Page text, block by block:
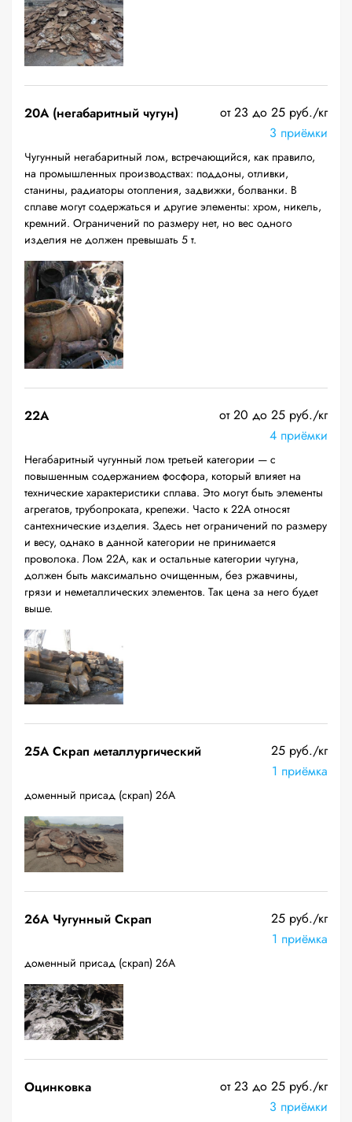
20A (негабаритный чугун)
от 23 до 25 руб./кг
3 приёмки
Чугунный негабаритный лом, встречающийся, как правило,
на промышленных производствах: поддоны, отливки,
станины, радиаторы отопления, задвижки, болванки. В
сплаве могут содержаться и другие элементы: хром, никель,
кремний. Ограничений по размеру нет, но вес одного
изделия не должен превышать 5 т.
22A
от 20 до 25 руб./кг
4 приёмки
Негабаритный чугунный лом третьей категории — с
повышенным содержанием фосфора, который влияет на
технические характеристики сплава. Это могут быть элементы
агрегатов, трубопроката, крепежи. Часто к 22А относят
сантехнические изделия. Здесь нет ограничений по размеру
и весу, однако в данной категории не принимается
проволока. Лом 22А, как и остальные категории чугуна,
должен быть максимально очищенным, без ржавчины,
грязи и неметаллических элементов. Так цена за него будет
выше.
25A Скрап металлургический
25 руб./кг
1 приёмка
доменный присад (скрап) 26А
26A Чугунный Скрап
25 руб./кг
1 приёмка
доменный присад (скрап) 26А
Оцинковка
от 23 до 25 руб./кг
3 приёмки